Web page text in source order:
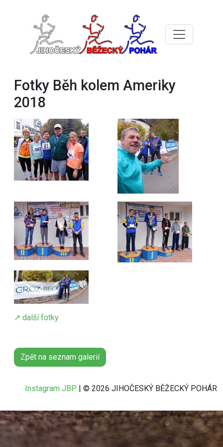
Fotky Běh kolem Ameriky
2018
↗️ další fotky
Zpět na seznam galerií
Instagram JBP | © 2026 JIHOČESKÝ BĚŽECKÝ POHÁR